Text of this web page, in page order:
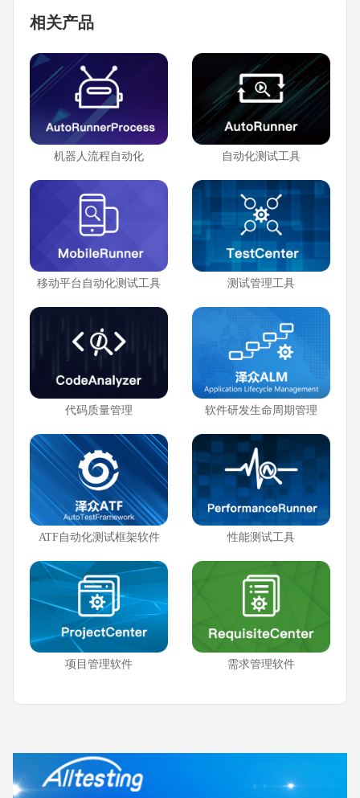
相关产品
机器人流程自动化 自动化测试工具
移动平台自动化测试工具 测试管理工具
代码质量管理 软件研发生命周期管理
ATF自动化测试框架软件 性能测试工具
项目管理软件 需求管理软件